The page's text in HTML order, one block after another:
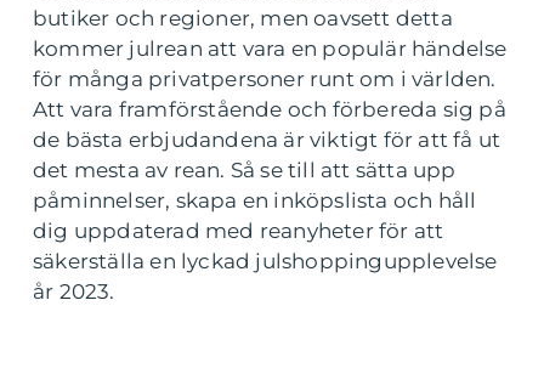
butiker och regioner, men oavsett detta
kommer julrean att vara en populär händelse
för många privatpersoner runt om i världen.
Att vara framförstående och förbereda sig på
de bästa erbjudandena är viktigt för att få ut
det mesta av rean. Så se till att sätta upp
påminnelser, skapa en inköpslista och håll
dig uppdaterad med reanyheter för att
säkerställa en lyckad julshoppingupplevelse
år 2023.